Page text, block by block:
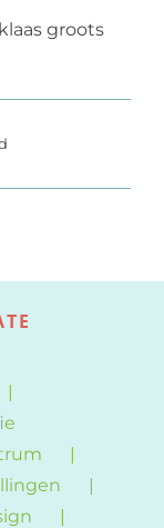
groots
in